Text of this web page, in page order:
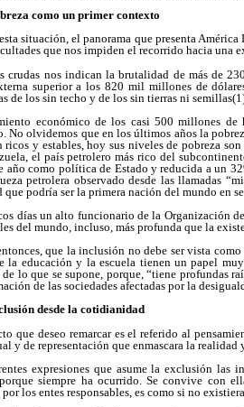
como un primer contexto
situación, el panorama que presenta
que nos impiden el recorrido hacia una
crudas nos indican la brutalidad de más de
superior a los 820 mil millones de
de los sin techo y de los sin tierras ni
económico de los casi 500 millones
No olvidemos que en los últimos años la
ricos y estables, hoy sus niveles de pobreza
el país petrolero más rico del
año como política de Estado y reducida a un
petrolera observado desde las llamadas
que podría ser la primera nación del mundo en
días un alto funcionario de la Organización
del mundo, incluso, más profunda que la
que la inclusión no debe ser vista
la educación y la escuela tienen un papel
lo que se supone, porque, “tiene profundas
de las sociedades afectadas por la
desde la cotidianidad
que deseo remarcar es el referido al
y de representación que enmascara la
expresiones que asume la exclusión las
siempre ha ocurrido. Se convive con
los entes responsables, es como si no